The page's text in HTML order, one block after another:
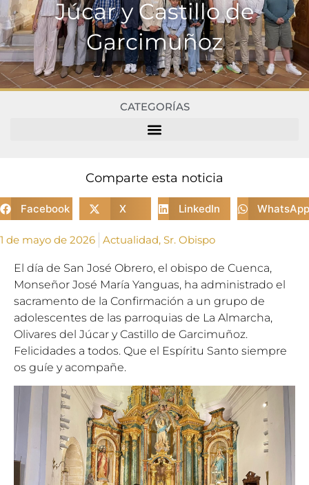
Júcar y Castillo de
Garcimuñoz
CATEGORÍAS
Comparte esta noticia
Facebook X LinkedIn WhatsApp
1 de mayo de 2026 Actualidad, Sr. Obispo
El día de San José Obrero, el obispo de Cuenca,
Monseñor José María Yanguas, ha administrado el
sacramento de la Confirmación a un grupo de
adolescentes de las parroquias de La Almarcha,
Olivares del Júcar y Castillo de Garcimuñoz.
Felicidades a todos. Que el Espíritu Santo siempre
os guíe y acompañe.